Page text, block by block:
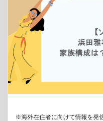
※海外在住者に向けて情報を発